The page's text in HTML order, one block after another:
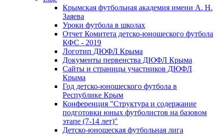
Крымская футбольная академия имени А. Н.
Заяева
Уроки футбола в школах
Отчет Комитета детско-юношеского футбола
КФС - 2019
Логотип ДЮФЛ Крыма
Документы первенства ДЮФЛ Крыма
Сайты и страницы участников ДЮФЛ
Крыма
Год детско-юношеского футбола в
Республике Крым
Конференция "Структура и содержание
подготовки юных футболистов на базовом
этапе (7-14 лет)"
Детско-юношеская футбольная лига